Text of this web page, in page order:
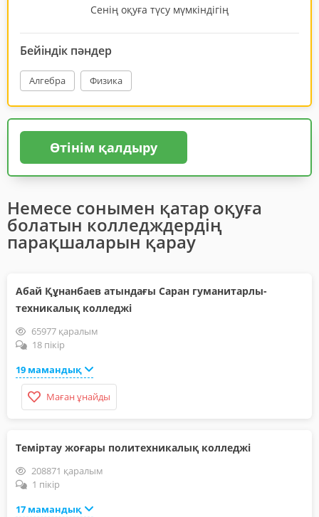
Сенің оқуға түсу мүмкіндігің
Бейіндік пәндер
Алгебра Физика
Өтінім қалдыру
Немесе сонымен қатар оқуға
болатын колледждердің
парақшаларын қарау
Абай Құнанбаев атындағы Саран гуманитарлы-
техникалық колледжі
65977 қаралым
18 пікір
19 мамандық
Маған ұнайды
Теміртау жоғары политехникалық колледжі
208871 қаралым
1 пікір
17 мамандық